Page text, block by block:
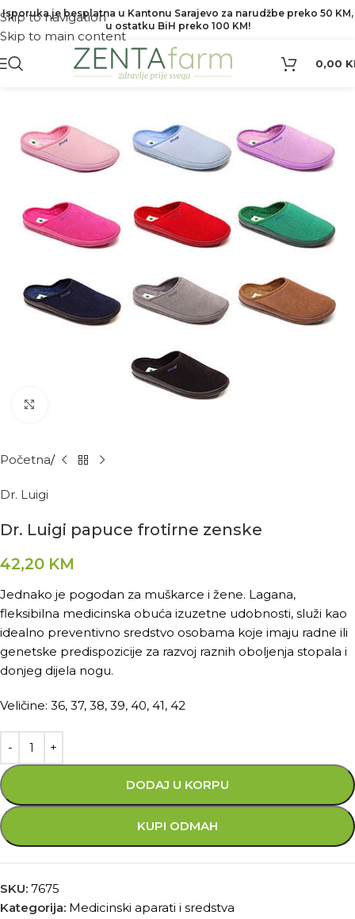
Skip to navigation
Skip to main content
Isporuka je besplatna u Kantonu Sarajevo za narudžbe preko 50 KM,
u ostatku BiH preko 100 KM!
0,00
Početna
Dr. Luigi
Dr. Luigi papuce frotirne zenske
42,20 KM
Jednako je pogodan za muškarce i žene. Lagana,
fleksibilna medicinska obuća izuzetne udobnosti, služi kao
idealno preventivno sredstvo osobama koje imaju radne ili
genetske predispozicije za razvoj raznih oboljenja stopala i
donjeg dijela nogu.
Veličine: 36, 37, 38, 39, 40, 41, 42
DODAJ U KORPU
KUPI ODMAH
SKU: 7675
Kategorija: Medicinski aparati i sredstva